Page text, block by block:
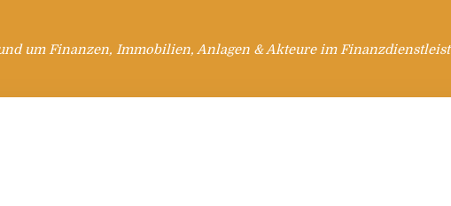
um Finanzen, Immobilien, Anlagen & Akteure im